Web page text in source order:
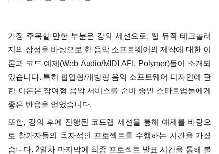
가장 주목할 만한 부분은 강의 세션으로, 웹 뮤직 테크놀러
지의 장점을 바탕으로 한 음악 소프트웨어의 제작에 대한 이
론과 코드 예제(Web Audio/MIDI API, Polymer)들이 소개되
었습니다. 특히 협업형/개방형 음악 소프트웨어 디자인에 관
한 이론은 참여형 음악 서비스를 준비 중인 스타트업들에게
좋은 반응을 얻었습니다.
또한, 강의 후에 진행된 코드랩 세션을 통해 예제를 바탕으
로 참가자들의 독자적인 프로젝트를 수행하는 시간을 가졌
습니다. 2일차 마지막에 최종 프로젝트 발표 시간을 통해 볼